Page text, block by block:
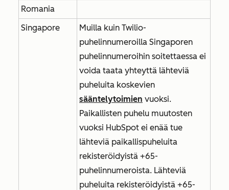
Romania
Singapore
Muilla kuin Twilio-
puhelinnumeroilla Singaporen
puhelinnumeroihin soitettaessa ei
voida taata yhteyttä lähteviä
puheluita koskevien
sääntelytoimien vuoksi.
Paikallisten puhelu muutosten
vuoksi HubSpot ei enää tue
lähteviä paikallispuheluita
rekisteröidyistä +65-
puhelinnumeroista. Lähteviä
puheluita rekisteröidyistä +65-